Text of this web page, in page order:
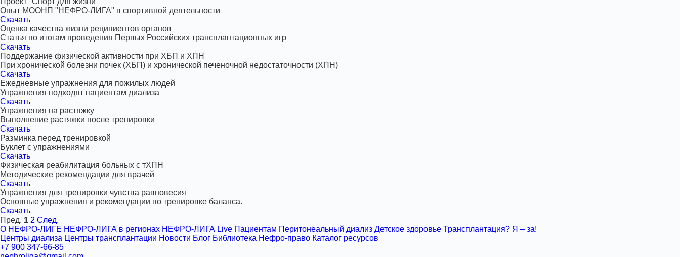
Опыт МООНП "НЕФРО-ЛИГА" в спортивной деятельности
Скачать
Оценка качества жизни реципиентов органов
Статья по итогам проведения Первых Российских трансплантационных игр
Скачать
Поддержание физической активности при ХБП и ХПН
При хронической болезни почек (ХБП) и хронической печеночной недостаточности (ХПН)
Скачать
Ежедневные упражнения для пожилых людей
Упражнения подходят пациентам диализа
Скачать
Упражнения на растяжку
Выполнение растяжки после тренировки
Скачать
Разминка перед тренировкой
Буклет с упражнениями
Скачать
Физическая реабилитация больных с тХПН
Методические рекомендации для врачей
Скачать
Упражнения для тренировки чувства равновесия
Основные упражнения и рекомендации по тренировке баланса.
Скачать
Пред. 1 2 След.
О НЕФРО-ЛИГЕ НЕФРО-ЛИГА в регионах НЕФРО-ЛИГА Live Пациентам Перитонеальный диализ Детское здоровье Трансплантация? Я ‒ за!
Центры диализа Центры трансплантации Новости Блог Библиотека Нефро-право Каталог ресурсов
+7 900 347-66-85